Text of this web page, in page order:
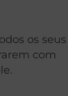
os seus
com